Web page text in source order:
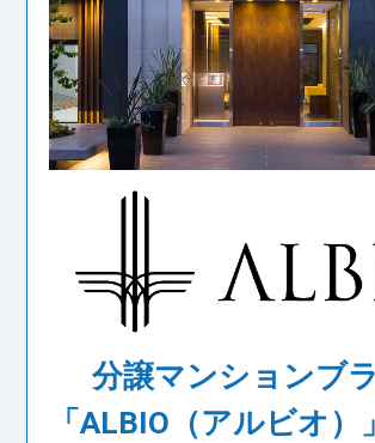
分譲マンションブ
「ALBIO（アルビオ）